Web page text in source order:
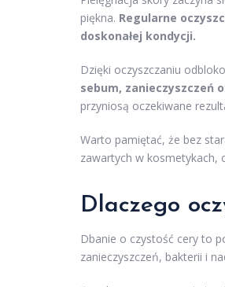
piękna. Regularne
doskonałej kondycji.
Dzięki oczyszczaniu
sebum, zanieczyszczeń
przyniosą oczekiwane
Warto pamiętać, że bez
zawartych w kosmetykach,
Dlaczego
Dbanie o czystość cery to
zanieczyszczeń, bakterii i